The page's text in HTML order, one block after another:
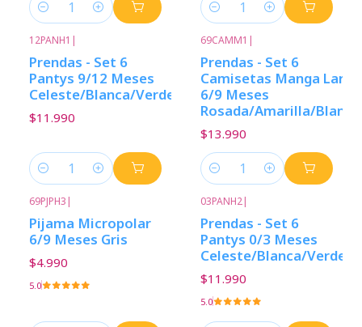
Cantidad Cantidad
12PANH1 |
Prendas - Set 6
Pantys 9/12 Meses
Celeste/Blanca/Verde
$11.990
Cantidad
69CAMM1 |
Prendas - Set 6
Camisetas Manga Larga
6/9 Meses
Rosada/Amarilla/Blanca
$13.990
Cantidad
69PJPH3 |
Pijama Micropolar
6/9 Meses Gris
$4.990
5.0
03PANH2|
Prendas - Set 6
Pantys 0/3 Meses
Celeste/Blanca/Verde
$11.990
5.0